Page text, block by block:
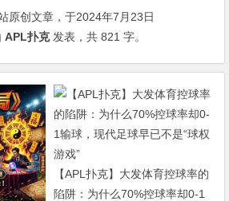
原创文章，于2024年7月23日
APL扑克发表，共 821 字。
【APL扑克】大发体育控球率的
陷阱：为什么70%控球率却0-1